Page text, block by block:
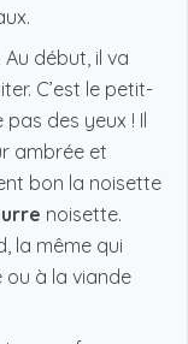
début, il va
C’est le petit-
pas des yeux ! Il
ambrée et
bon la noisette
noisette.
la même qui
ou à la viande